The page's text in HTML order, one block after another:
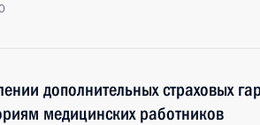
дополнительных страховых
медицинских работников